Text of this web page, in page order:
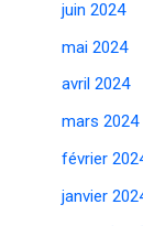
juin 2024
mai 2024
avril 2024
mars 2024
février
janvier